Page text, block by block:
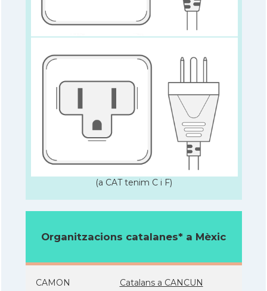
(a CAT tenim C i F)
Organitzacions catalanes* a Mèxic
CAMON Catalans a CANCUN